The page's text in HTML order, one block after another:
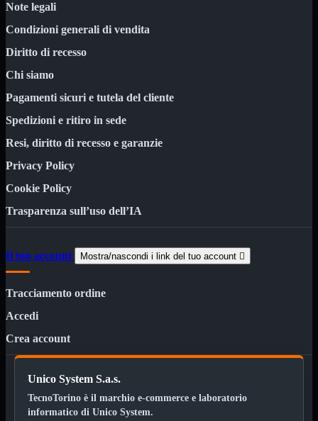
USBMostra tutti i prodotti
Salviette
Spray
Accessori
Borse Notebook
Lettori Barcode
Supporti Notebook
Borse NotebookMostra tutti i prodotti
Etichettatrici
Inkjet
Note legali
Condizioni generali di vendita
Diritto di recesso
Chi siamo
Pagamenti sicuri e tutela del cliente
Spedizioni e ritiro in sede
Resi, diritto di recesso e garanzie
Privacy Policy
Cookie Policy
Trasparenza sull’uso dell’IA
Il tuo account Mostra/nascondi i link del tuo account 
Tracciamento ordine
Accedi
Crea account
Unico System S.a.s.
TecnoTorino è il marchio e-commerce e laboratorio
informatico di Unico System.